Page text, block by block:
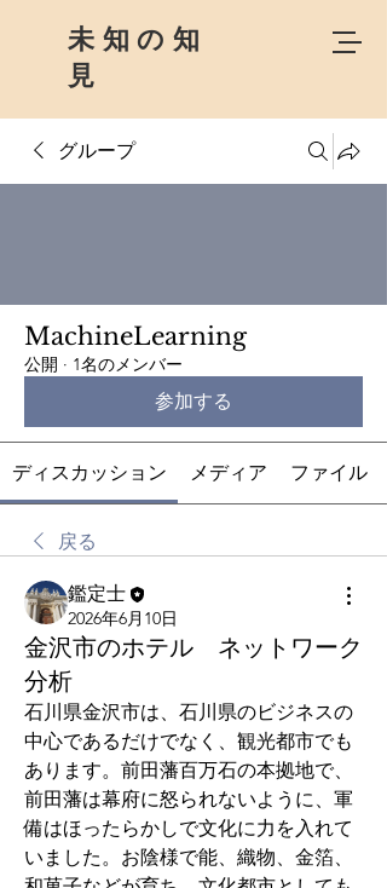
未知の知
見
グループ
MachineLearning
公開 · 1名のメンバー
参加する
ディスカッション メディア ファイル
戻る
鑑定士
2026年6月10日
金沢市のホテル ネットワーク
分析
石川県金沢市は、石川県のビジネスの
中心であるだけでなく、観光都市でも
あります。前田藩百万石の本拠地で、
前田藩は幕府に怒られないように、軍
備はほったらかしで文化に力を入れて
いました。お陰様で能、織物、金箔、